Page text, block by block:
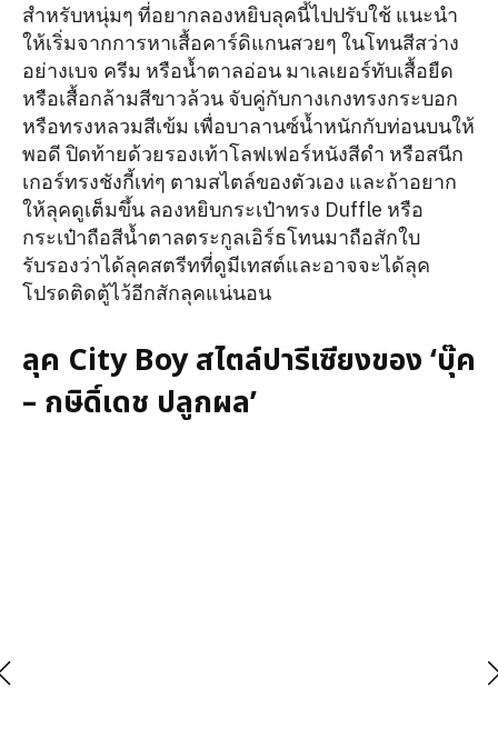
สำหรับหนุ่มๆ ที่อยากลองหยิบลุคนี้ไปปรับใช้ แนะนำ
ให้เริ่มจากการหาเสื้อคาร์ดิแกนสวยๆ ในโทนสีสว่าง
อย่างเบจ ครีม หรือน้ำตาลอ่อน มาเลเยอร์ทับเสื้อยืด
หรือเสื้อกล้ามสีขาวล้วน จับคู่กับกางเกงทรงกระบอก
หรือทรงหลวมสีเข้ม เพื่อบาลานซ์น้ำหนักกับท่อนบนให้
พอดี ปิดท้ายด้วยรองเท้าโลฟเฟอร์หนังสีดำ หรือสนีก
เกอร์ทรงชังกี้เท่ๆ ตามสไตล์ของตัวเอง และถ้าอยาก
ให้ลุคดูเต็มขึ้น ลองหยิบกระเป๋าทรง Duffle หรือ
กระเป๋าถือสีน้ำตาลตระกูลเอิร์ธโทนมาถือสักใบ
รับรองว่าได้ลุคสตรีทที่ดูมีเทสต์และอาจจะได้ลุค
โปรดติดตู้ไว้อีกสักลุคแน่นอน
ลุค City Boy สไตล์ปารีเซียงของ ‘บุ๊ค
– กษิดิ์เดช ปลูกผล’